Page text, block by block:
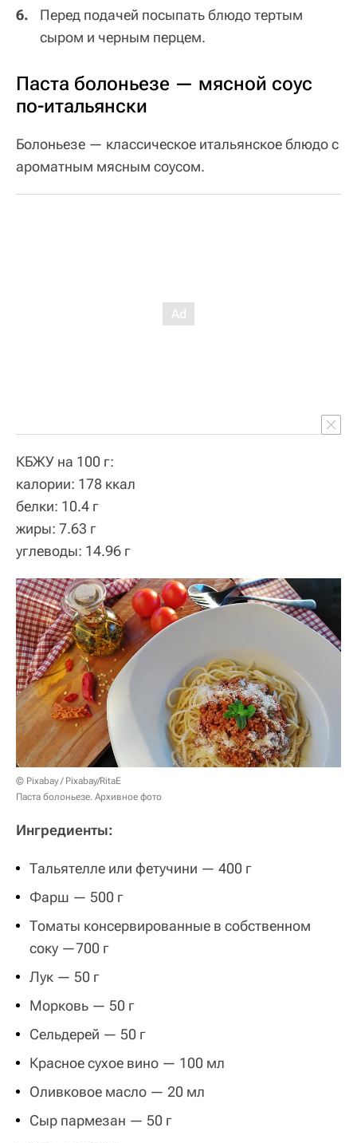
Перед подачей посыпать блюдо тертым
сыром и черным перцем.
Паста болоньезе — мясной соус
по-итальянски
Болоньезе — классическое итальянское блюдо с
ароматным мясным соусом.
КБЖУ на 100 г:
калории: 178 ккал
белки: 10.4 г
жиры: 7.63 г
углеводы: 14.96 г
© Pixabay / Pixabay/RitaE
Паста болоньезе. Архивное фото
Ингредиенты:
Тальятелле или фетучини — 400 г
Фарш — 500 г
Томаты консервированные в собственном
соку —700 г
Лук — 50 г
Морковь — 50 г
Сельдерей — 50 г
Красное сухое вино — 100 мл
Оливковое масло — 20 мл
Сыр пармезан — 50 г